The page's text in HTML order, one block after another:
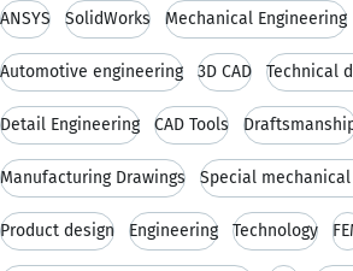
ANSYS SolidWorks Mechanical Engineering
Automotive engineering 3D CAD Technical
Detail Engineering CAD Tools
Manufacturing Drawings Special
Product design Engineering Technology